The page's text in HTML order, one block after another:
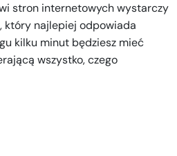
stron internetowych wystarczy
który najlepiej odpowiada
kilku minut będziesz mieć
wszystko, czego